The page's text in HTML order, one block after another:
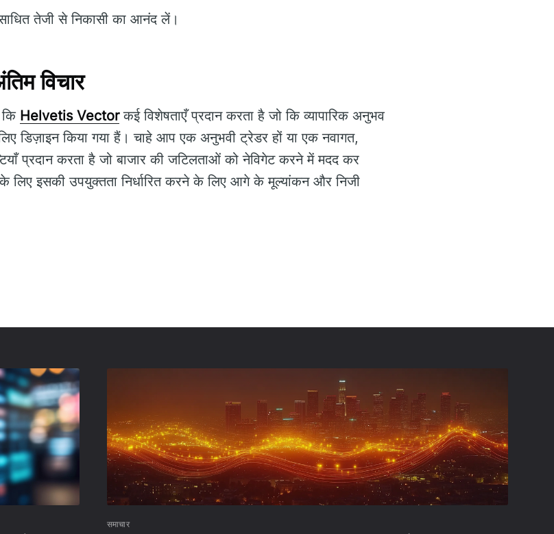
तेजी से निकासी का आनंद लें।
विचार
Helvetis Vectorकई विशेषताएँ प्रदान करता है जो कि व्यापारिक अनुभव
डिज़ाइन किया गया हैं। चाहे आप एक अनुभवी ट्रेडर हों या एक नवागत,
प्रदान करता है जो बाजार की जटिलताओं को नेविगेट करने में मदद कर
इसकी उपयुक्तता निर्धारित करने के लिए आगे के मूल्यांकन और निजी
समाचार